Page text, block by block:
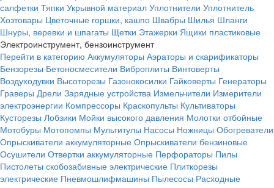
салфетки Тяпки Укрывной материал Уплотнители Уплотнитель
Хозтовары Цветочные горшки, кашпо Швабры Шилья Шланги
Шнуры, веревки и шпагаты Щетки Этажерки Ящики пластиковые
Электроинструмент, бензоинструмент
Перейти в категорию Аккумуляторы Аэраторы и скарификаторы
Бензорезы Бетоносмесители Виброплиты Винтоверты
Воздуходувки Высоторезы Газонокосилки Гайковерты Генераторы
Граверы Дрели Зарядные устройства Измельчители Измерители
электроэнергии Компрессоры Краскопульты Культиваторы
Кусторезы Лобзики Мойки высокого давления Молотки отбойные
Мотобуры Мотопомпы Мультитулы Насосы Ножницы Обогреватели
Опрыскиватели аккумуляторные Опрыскиватели бензиновые
Осушители Отвертки аккумуляторные Перфораторы Пилы
Пистолеты скобозабивные электрические Плиткорезы
электрические Пневмошлифмашины Пылесосы Расходные